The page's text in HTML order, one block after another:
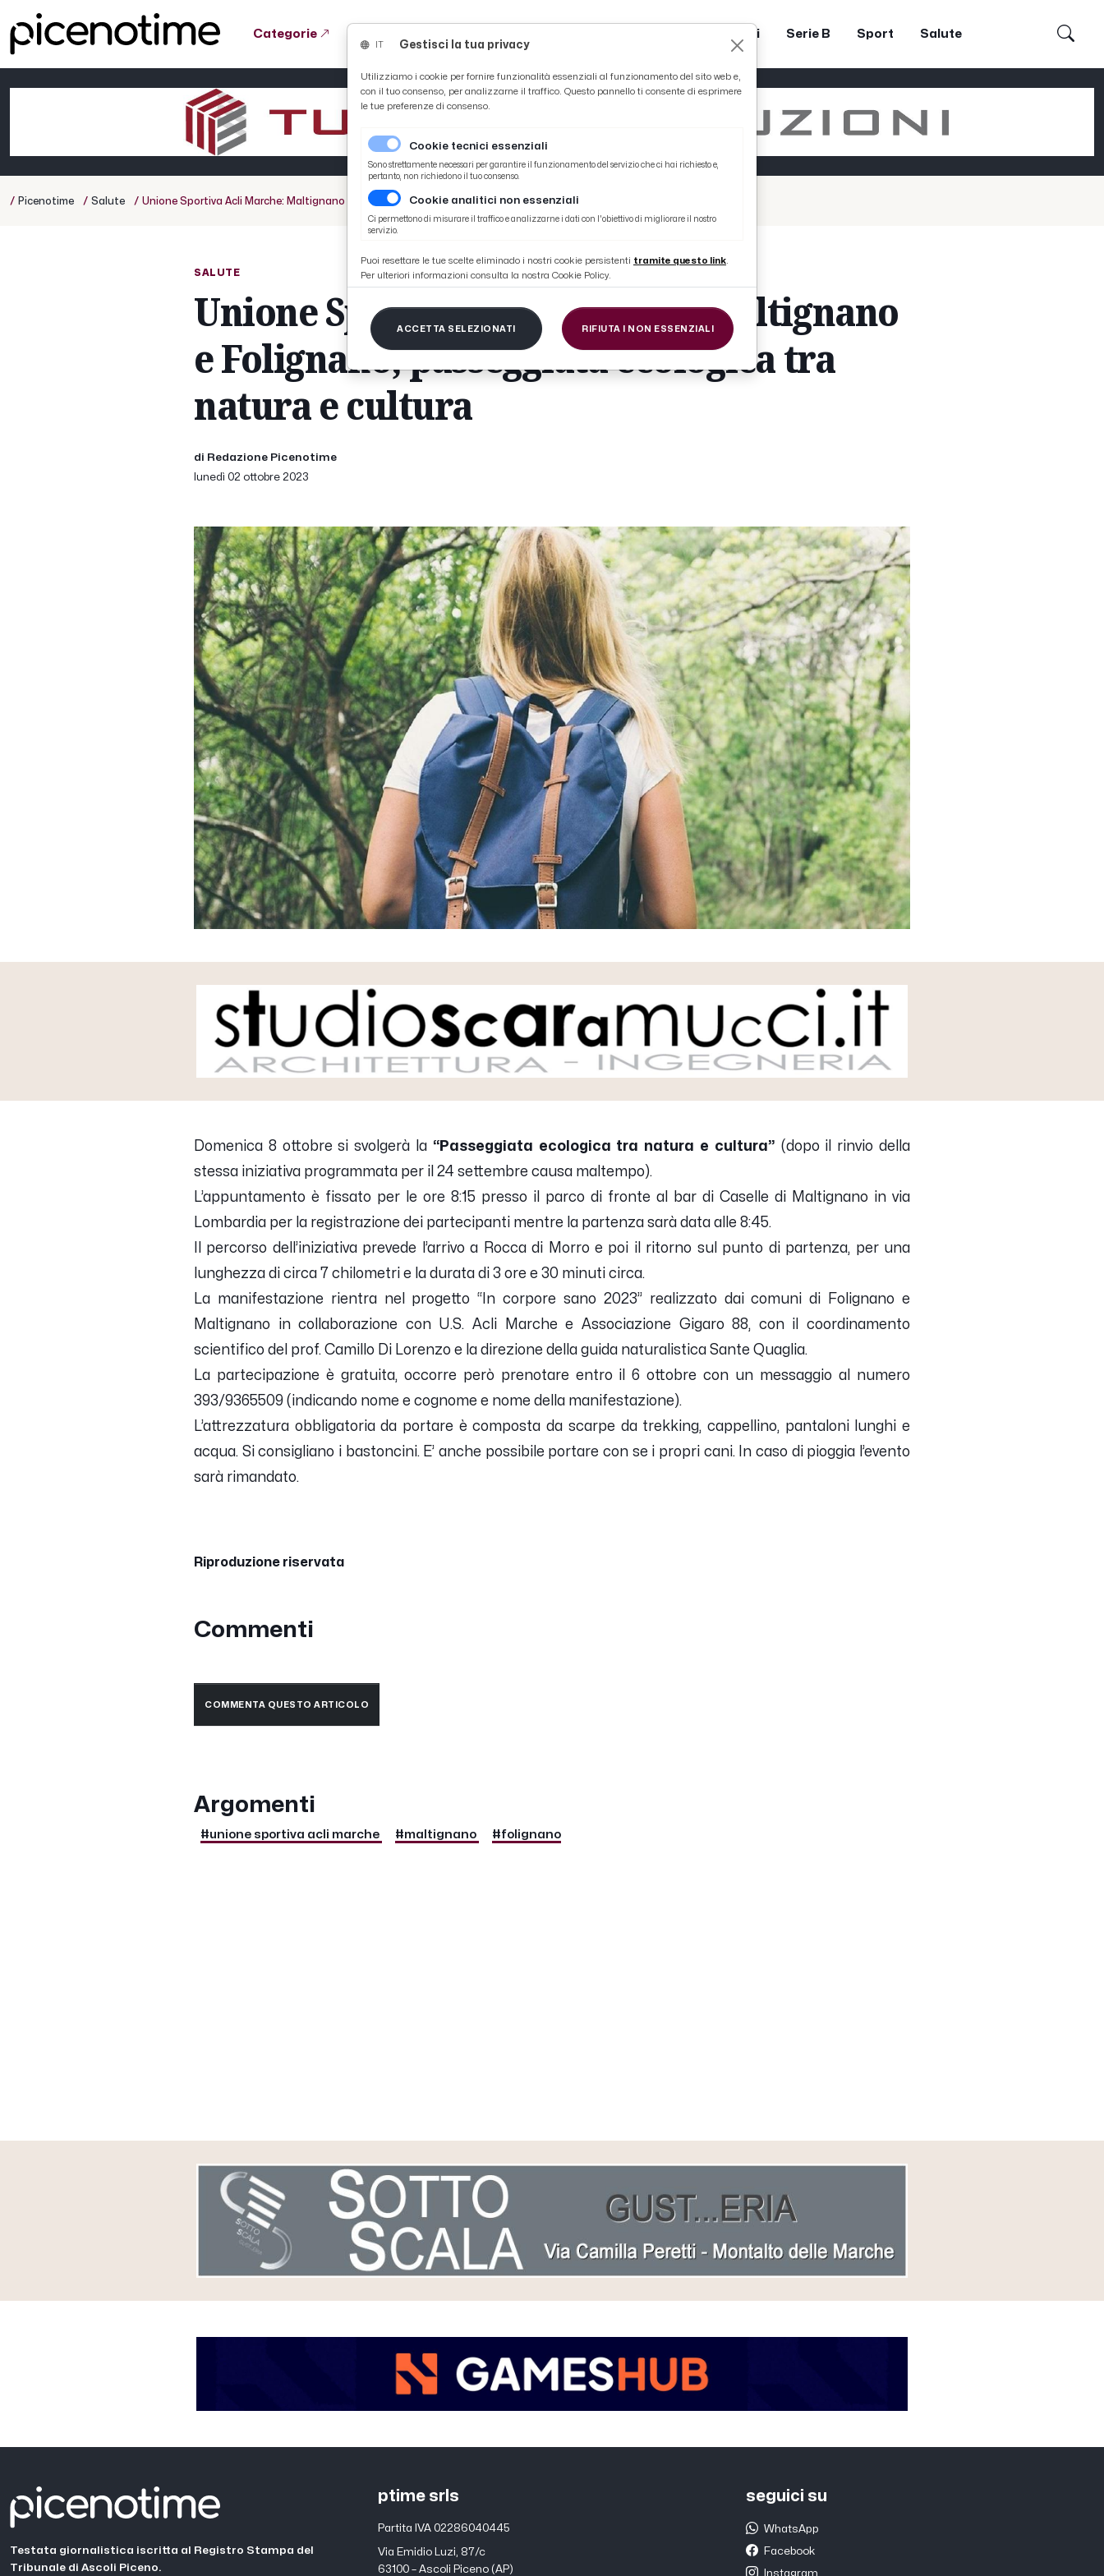
Categorie Coppa Teodori Serie B Sport Salute
/ Picenotime / Salute / Unione Sportiva Acli Marche: Maltignano e Folignano, passeggiata ecologica tra natura e cultura
SALUTE
Unione Sportiva Acli Marche: Maltignano
e Folignano, passeggiata ecologica tra
natura e cultura
di Redazione Picenotime
lunedì 02 ottobre 2023
Domenica 8 ottobre si svolgerà la “Passeggiata ecologica tra natura e cultura” (dopo il rinvio della
stessa iniziativa programmata per il 24 settembre causa maltempo).
L’appuntamento è fissato per le ore 8:15 presso il parco di fronte al bar di Caselle di Maltignano in via
Lombardia per la registrazione dei partecipanti mentre la partenza sarà data alle 8:45.
Il percorso dell’iniziativa prevede l’arrivo a Rocca di Morro e poi il ritorno sul punto di partenza, per una
lunghezza di circa 7 chilometri e la durata di 3 ore e 30 minuti circa.
La manifestazione rientra nel progetto “In corpore sano 2023” realizzato dai comuni di Folignano e
Maltignano in collaborazione con U.S. Acli Marche e Associazione Gigaro 88, con il coordinamento
scientifico del prof. Camillo Di Lorenzo e la direzione della guida naturalistica Sante Quaglia.
La partecipazione è gratuita, occorre però prenotare entro il 6 ottobre con un messaggio al numero
393/9365509 (indicando nome e cognome e nome della manifestazione).
L’attrezzatura obbligatoria da portare è composta da scarpe da trekking, cappellino, pantaloni lunghi e
acqua. Si consigliano i bastoncini. E’ anche possibile portare con se i propri cani. In caso di pioggia l’evento
sarà rimandato.
Riproduzione riservata
Commenti
COMMENTA QUESTO ARTICOLO
Argomenti
#unione sportiva acli marche #maltignano #folignano
Testata giornalistica iscritta al Registro Stampa del
Tribunale di Ascoli Piceno.
ptime srls
Partita IVA 02286040445
Via Emidio Luzi, 87/c
63100 – Ascoli Piceno (AP)
seguici su
WhatsApp
Facebook
Instagram
Gestisci la tua privacy
Utilizziamo i cookie per fornire funzionalità essenziali al funzionamento del sito web e,
con il tuo consenso, per analizzarne il traffico. Questo pannello ti consente di esprimere
le tue preferenze di consenso.
Cookie tecnici essenziali
Sono strettamente necessari per garantire il funzionamento del servizio che ci hai richiesto e,
pertanto, non richiedono il tuo consenso.
Cookie analitici non essenziali
Ci permettono di misurare il traffico e analizzarne i dati con l'obiettivo di migliorare il nostro
servizio.
Puoi resettare le tue scelte eliminado i nostri cookie persistenti tramite questo link.
Per ulteriori informazioni consulta la nostra Cookie Policy.
ACCETTA SELEZIONATI RIFIUTA I NON ESSENZIALI